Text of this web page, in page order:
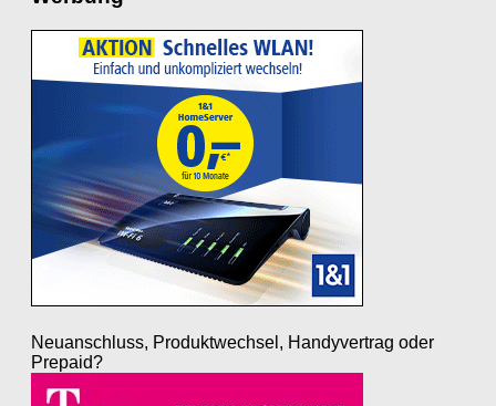
Neuanschluss, Produktwechsel, Handyvertrag oder
Prepaid?